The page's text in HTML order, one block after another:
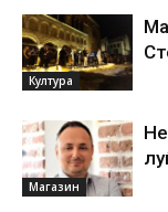
Култура
Магазин